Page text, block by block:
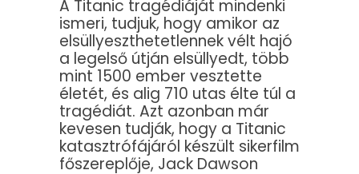
A Titanic tragédiáját mindenki
ismeri, tudjuk, hogy amikor az
elsüllyeszthetetlennek vélt hajó
a legelső útján elsüllyedt, több
mint 1500 ember vesztette
életét, és alig 710 utas élte túl a
tragédiát. Azt azonban már
kevesen tudják, hogy a Titanic
katasztrófájáról készült sikerfilm
főszereplője, Jack Dawson